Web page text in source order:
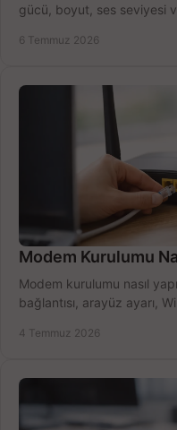
gücü, boyut, ses seviyesi
6 Temmuz 2026
Modem Kurulumu
Modem kurulumu nasıl
bağlantısı, arayüz ayarı,
4 Temmuz 2026